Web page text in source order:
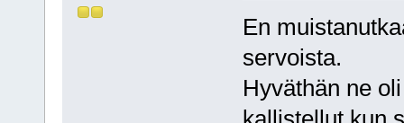
En
servoista.
Hyväthän ne